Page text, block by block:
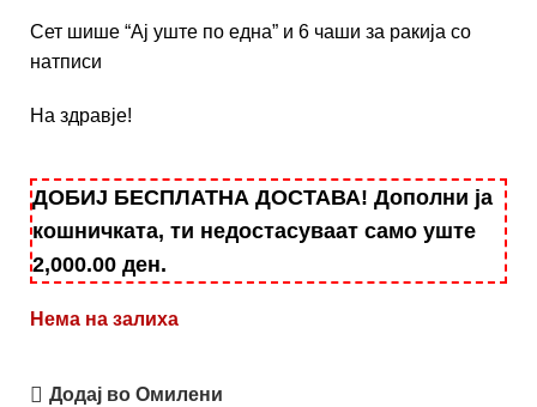
Сет шише “Aj уште по една” и 6 чаши за ракија со
натписи
На здравје!
ДОБИЈ БЕСПЛАТНА ДОСТАВА! Дополни ја
кошничката, ти недостасуваат само уште
2,000.00 ден.
Нема на залиха
Додај во Омилени